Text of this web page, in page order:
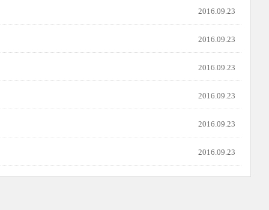
2016.09.23
2016.09.23
2016.09.23
2016.09.23
2016.09.23
2016.09.23